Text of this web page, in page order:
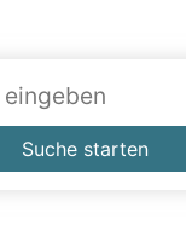
Suche starten